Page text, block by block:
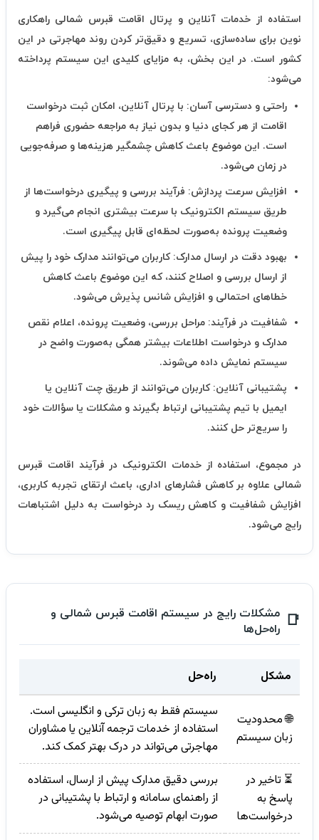
استفاده از خدمات آنلاین و پرتال اقامت قبرس شمالی راهکاری
نوین برای ساده‌سازی، تسریع و دقیق‌تر کردن روند مهاجرتی در این
کشور است. در این بخش، به مزایای کلیدی این سیستم پرداخته
می‌شود:
راحتی و دسترسی آسان: با پرتال آنلاین، امکان ثبت درخواست
اقامت از هر کجای دنیا و بدون نیاز به مراجعه حضوری فراهم
است. این موضوع باعث کاهش چشمگیر هزینه‌ها و صرفه‌جویی
در زمان می‌شود.
افزایش سرعت پردازش: فرآیند بررسی و پیگیری درخواست‌ها از
طریق سیستم الکترونیک با سرعت بیشتری انجام می‌گیرد و
وضعیت پرونده به‌صورت لحظه‌ای قابل پیگیری است.
بهبود دقت در ارسال مدارک: کاربران می‌توانند مدارک خود را پیش
از ارسال بررسی و اصلاح کنند، که این موضوع باعث کاهش
خطاهای احتمالی و افزایش شانس پذیرش می‌شود.
شفافیت در فرآیند: مراحل بررسی، وضعیت پرونده، اعلام نقص
مدارک و درخواست اطلاعات بیشتر همگی به‌صورت واضح در
سیستم نمایش داده می‌شوند.
پشتیبانی آنلاین: کاربران می‌توانند از طریق چت آنلاین یا
ایمیل با تیم پشتیبانی ارتباط بگیرند و مشکلات یا سؤالات خود
را سریع‌تر حل کنند.
در مجموع، استفاده از خدمات الکترونیک در فرآیند اقامت قبرس
شمالی علاوه بر کاهش فشارهای اداری، باعث ارتقای تجربه کاربری،
افزایش شفافیت و کاهش ریسک رد درخواست به دلیل اشتباهات
رایج می‌شود.
مشکلات رایج در سیستم اقامت قبرس شمالی و
راه‌حل‌ها
مشکل راه‌حل
🌐 محدودیت
زبان سیستم
سیستم فقط به زبان ترکی و انگلیسی است.
استفاده از خدمات ترجمه آنلاین یا مشاوران
مهاجرتی می‌تواند در درک بهتر کمک کند.
⏳ تاخیر در
پاسخ به
درخواست‌ها
بررسی دقیق مدارک پیش از ارسال، استفاده
از راهنمای سامانه و ارتباط با پشتیبانی در
صورت ابهام توصیه می‌شود.